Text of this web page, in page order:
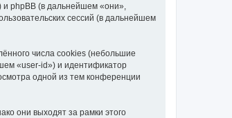
phpBB (в дальнейшем «они»,
сессий (в дальнейшем
числа cookies (небольшие
«user-id») и идентификатор
одной из тем конференции
они выходят за рамки этого